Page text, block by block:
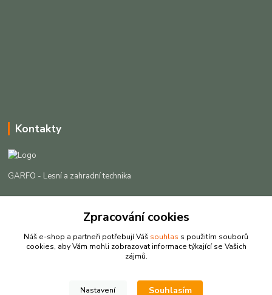
Kontakty
GARFO - Lesní a zahradní technika
+420 725 301 044
info@garfo.cz
Zpracování cookies
Náš e-shop a partneři potřebují Váš souhlas s použitím souborů
cookies, aby Vám mohli zobrazovat informace týkající se Vašich
zájmů.
Nastavení Souhlasím